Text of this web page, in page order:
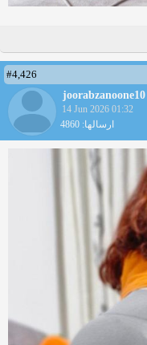
#4,426
joorabzanoone10
14 Jun 2026 01:32
ارسالها: 4860